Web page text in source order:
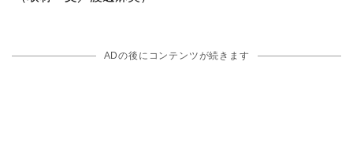
ADの後にコンテンツが続きます